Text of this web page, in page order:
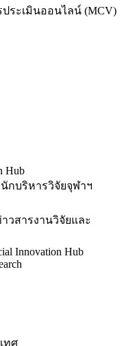
ประเมินออนไลน์ (MCV)
Hub
กบริหารวิจัยจุฬาฯ
วสารงานวิจัยและ
Innovation Hub
ทศ